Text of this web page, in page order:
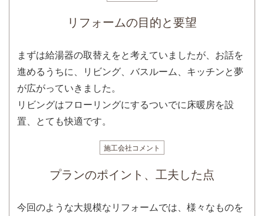
リフォームの目的と要望
まずは給湯器の取替えをと考えていましたが、お話を
進めるうちに、リビング、バスルーム、キッチンと夢
が広がっていきました。
リビングはフローリングにするついでに床暖房を設
置、とても快適です。
施工会社コメント
プランのポイント、工夫した点
今回のような大規模なリフォームでは、様々なものを